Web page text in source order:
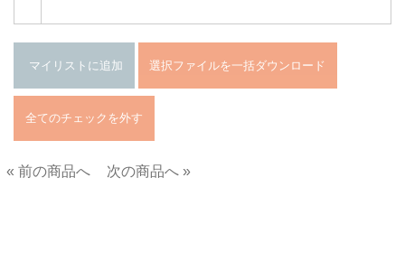
« 前の商品へ
次の商品へ »